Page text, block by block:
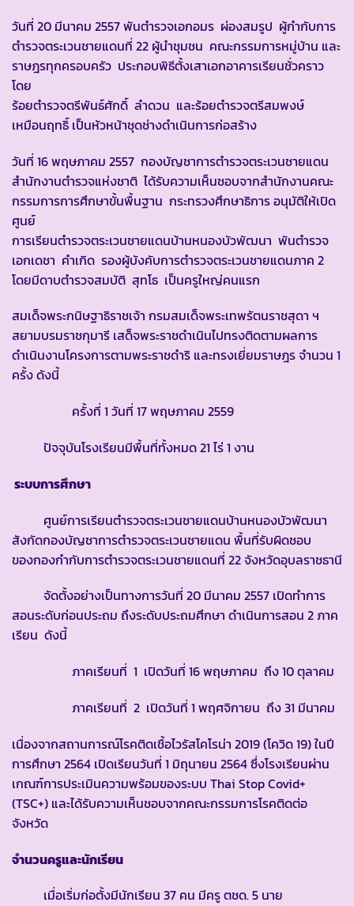
วันที่ 20 มีนาคม 2557 พันตำรวจเอกอมร ผ่องสมรูป ผู้กำกับการ
ตำรวจตระเวนชายแดนที่ 22 ผู้นำชุมชน คณะกรรมการหมู่บ้าน และ
ราษฎรทุกครอบครัว ประกอบพิธีตั้งเสาเอกอาคารเรียนชั่วคราว
โดย
ร้อยตำรวจตรีพันธ์ศักดิ์ ลำดวน และร้อยตำรวจตรีสมพงษ์
เหมือนฤทธิ์ เป็นหัวหน้าชุดช่างดำเนินการก่อสร้าง
วันที่ 16 พฤษภาคม 2557 กองบัญชาการตำรวจตระเวนชายแดน
สำนักงานตำรวจแห่งชาติ ได้รับความเห็นชอบจากสำนักงานคณะ
กรรมการการศึกษาขั้นพื้นฐาน กระทรวงศึกษาธิการ อนุมัติให้เปิด
ศูนย์
การเรียนตำรวจตระเวนชายแดนบ้านหนองบัวพัฒนา พันตำรวจ
เอกเดชา คำเกิด รองผู้บังคับการตำรวจตระเวนชายแดนภาค 2
โดยมีดาบตำรวจสมบัติ สุทโธ เป็นครูใหญ่คนแรก
สมเด็จพระกนิษฐาธิราชเจ้า กรมสมเด็จพระเทพรัตนราชสุดา ฯ
สยามบรมราชกุมารี เสด็จพระราชดำเนินไปทรงติดตามผลการ
ดำเนินงานโครงการตามพระราชดำริ และทรงเยี่ยมราษฎร จำนวน 1
ครั้ง ดังนี้
ครั้งที่ 1 วันที่ 17 พฤษภาคม 2559
ปัจจุบันโรงเรียนมีพื้นที่ทั้งหมด 21 ไร่ 1 งาน
ระบบการศึกษา
ศูนย์การเรียนตำรวจตระเวนชายแดนบ้านหนองบัวพัฒนา
สังกัดกองบัญชาการตำรวจตระเวนชายแดน พื้นที่รับผิดชอบ
ของกองกำกับการตำรวจตระเวนชายแดนที่ 22 จังหวัดอุบลราชธานี
จัดตั้งอย่างเป็นทางการวันที่ 20 มีนาคม 2557 เปิดทำการ
สอนระดับก่อนประถม ถึงระดับประถมศึกษา ดำเนินการสอน 2 ภาค
เรียน ดังนี้
ภาคเรียนที่ 1 เปิดวันที่ 16 พฤษภาคม ถึง 10 ตุลาคม
ภาคเรียนที่ 2 เปิดวันที่ 1 พฤศจิกายน ถึง 31 มีนาคม
เนื่องจากสถานการณ์โรคติดเชื้อไวรัสโคโรน่า 2019 (โควิด 19) ในปี
การศึกษา 2564 เปิดเรียนวันที่ 1 มิถุนายน 2564 ซึ่งโรงเรียนผ่าน
เกณฑ์การประเมินความพร้อมของระบบ Thai Stop Covid+
(TSC+) และได้รับความเห็นชอบจากคณะกรรมการโรคติดต่อ
จังหวัด
จำนวนครูและนักเรียน
เมื่อเริ่มก่อตั้งมีนักเรียน 37 คน มีครู ตชด. 5 นาย